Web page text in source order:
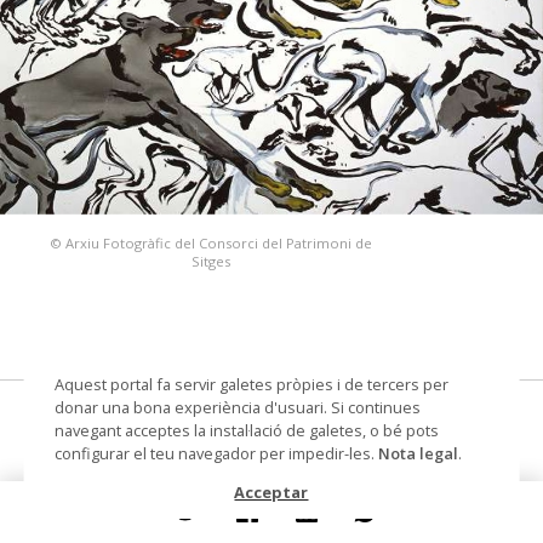
© Arxiu Fotogràfic del Consorci del Patrimoni de
Sitges
Chiens courants
pintura
Aquest portal fa servir galetes pròpies i de tercers per
donar una bona experiència d'usuari. Si continues
navegant acceptes la instal·lació de galetes, o bé pots
configurar el teu navegador per impedir-les. Nota legal.
Acceptar